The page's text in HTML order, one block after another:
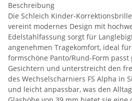
Beschreibung
Die Schleich Kinder-
vereint modernes Design mit
Edelstahlfassung sorgt für
angenehmen Tragekomfort, ideal
formschöne Panto/Rund-Form
Gesichtern und unterstreicht den
des Wechselscharniers FS Alpha in
und leicht anpassbar, was den